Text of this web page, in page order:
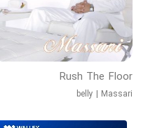
Rush The Floor
belly | Massari